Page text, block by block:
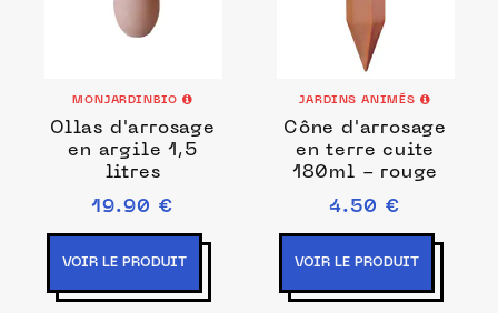
MONJARDINBIO
Ollas d'arrosage
en argile 1,5
litres
19.90 €
VOIR LE PRODUIT
JARDINS ANIMÉS
Cône d'arrosage
en terre cuite
180ml - rouge
4.50 €
VOIR LE PRODUIT